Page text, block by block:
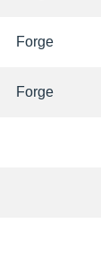
Forge
Forge